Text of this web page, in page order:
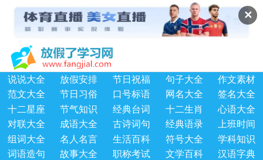
✕
说说大全 放假安排 节日祝福 句子大全
作文素材
范文大全
节日习俗 口号标语 网名大全
签名大全
十二星座
节气知识 经典台词 十二生肖
心语大全
对联大全
成语大全 古诗词句 经典语录
上班时间
组词大全
名人名言 生活百科 符号大全
学科知识
词语造句
故事大全 职称考试 文学百科
汉语字典